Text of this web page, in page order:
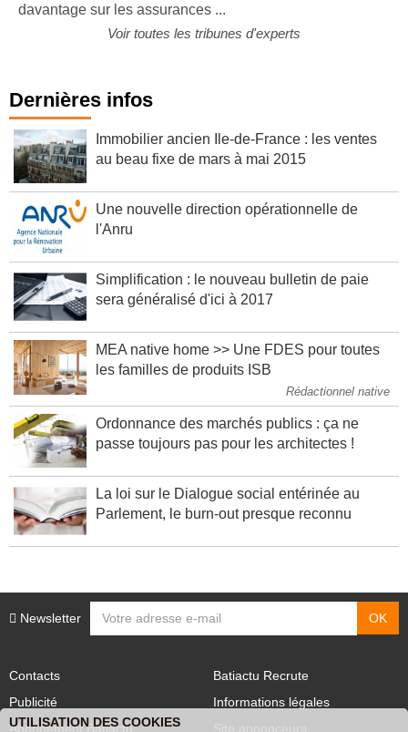
davantage sur les assurances ...
Voir toutes les tribunes d'experts
Dernières infos
Immobilier ancien Ile-de-France : les ventes
au beau fixe de mars à mai 2015
Une nouvelle direction opérationnelle de
l'Anru
Simplification : le nouveau bulletin de paie
sera généralisé d'ici à 2017
MEA native home >> Une FDES pour toutes
les familles de produits ISB
Rédactionnel native
Ordonnance des marchés publics : ça ne
passe toujours pas pour les architectes !
La loi sur le Dialogue social entérinée au
Parlement, le burn-out presque reconnu
Newsletter
Contacts
Publicité
Abonnement Batiactu
Batiactu Recrute
Informations légales
UTILISATION DES COOKIES